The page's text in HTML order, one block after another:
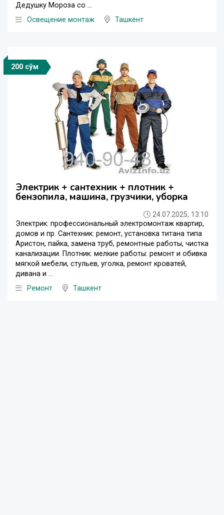
Дедушку Мороза со ...
Освещение монтаж
Ташкент
200 сўм
Электрик + сантехник + плотник +
бензопила, машина, грузчики, уборка
24.07.2025, 13:10
Электрик: профессиональный электромонтаж квартир,
домов и пр. Сантехник: ремонт, установка титана типа
Аристон, пайка, замена труб, ремонтные работы, чистка
канализации. Плотник: мелкие работы: ремонт и обивка
мягкой мебели, стульев, уголка, ремонт кроватей,
дивана и ...
Ремонт
Ташкент